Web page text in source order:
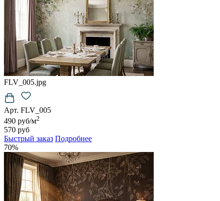
FLV_005.jpg
Арт. FLV_005
490 руб/м2
570 руб
Быстрый заказ Подробнее
70%